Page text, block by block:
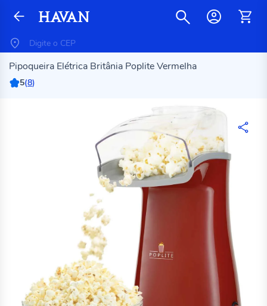
Pipoqueira Elétrica Britânia Poplite Vermelha
5(8)